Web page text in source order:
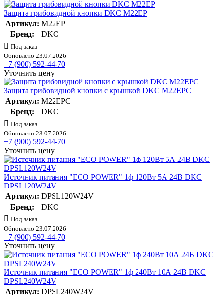
Защита грибовидной кнопки DKC M22EP
Артикул: M22EP
Бренд:
DKC
Под заказ
Обновлено 23.07.2026
+7 (900) 592-44-70
Уточнить цену
Защита грибовидной кнопки с крышкой DKC M22EPC
Артикул: M22EPC
Бренд:
DKC
Под заказ
Обновлено 23.07.2026
+7 (900) 592-44-70
Уточнить цену
Источник питания "ECO POWER" 1ф 120Вт 5А 24В DKC
DPSL120W24V
Артикул: DPSL120W24V
Бренд:
DKC
Под заказ
Обновлено 23.07.2026
+7 (900) 592-44-70
Уточнить цену
Источник питания "ECO POWER" 1ф 240Вт 10А 24В DKC
DPSL240W24V
Артикул: DPSL240W24V